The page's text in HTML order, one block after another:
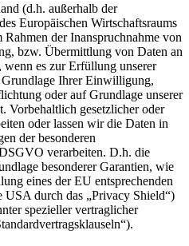
(d.h. außerhalb der
Europäischen Wirtschaftsraums
der Inanspruchnahme von
bzw. Übermittlung von Daten an
es zur Erfüllung unserer
Ihrer Einwilligung,
oder auf Grundlage unserer
Vorbehaltlich gesetzlicher oder
oder lassen wir die Daten in
der besonderen
verarbeiten. D.h. die
besonderer Garantien, wie
eines der EU entsprechenden
durch das „Privacy Shield“)
spezieller vertraglicher